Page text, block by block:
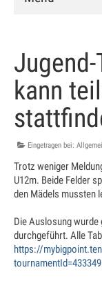
Vorstand
Chronik
Mitglied
Satzung
Anlage
Training
kann
Eingetragen bei:
Trotz weniger
U12m. Beide Felder
den Mädels mussten
Die Auslosung wurde
durchgeführt. Alle
https://
tournamentId=433349